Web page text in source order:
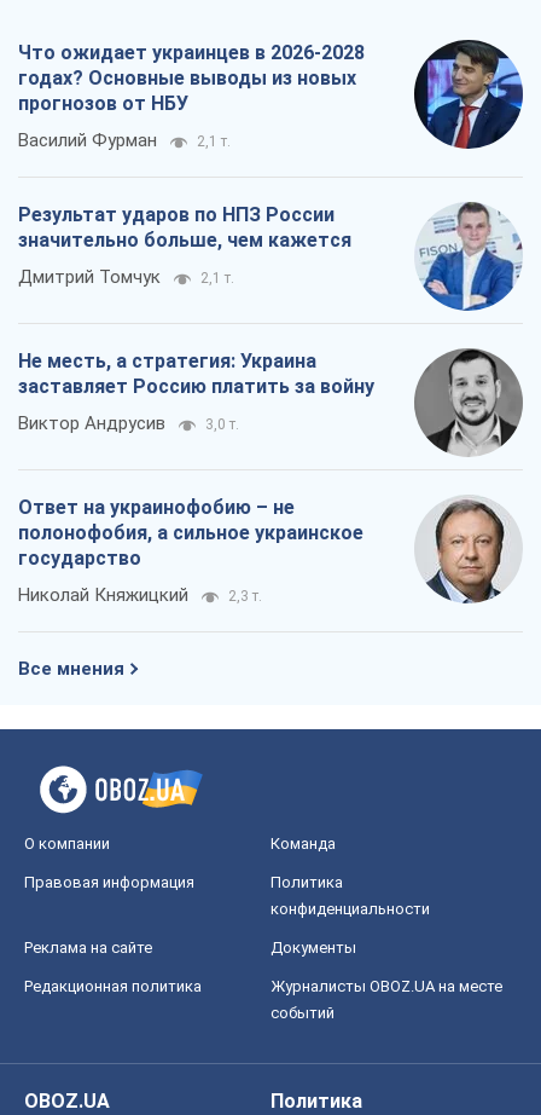
Что ожидает украинцев в 2026-2028
годах? Основные выводы из новых
прогнозов от НБУ
Василий Фурман 2,1 т.
Результат ударов по НПЗ России
значительно больше, чем кажется
Дмитрий Томчук 2,1 т.
Не месть, а стратегия: Украина
заставляет Россию платить за войну
Виктор Андрусив 3,0 т.
Ответ на украинофобию – не
полонофобия, а сильное украинское
государство
Николай Княжицкий 2,3 т.
Все мнения
О компании Команда
Правовая информация
Политика
конфиденциальности
Реклама на сайте Документы
Редакционная политика
Журналисты OBOZ.UA на месте
событий
OBOZ.UA
Политика